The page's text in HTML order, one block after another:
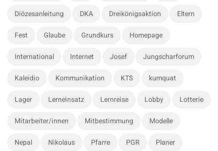
Diözesanleitung DKA Dreikönigsaktion Eltern
Fest Glaube Grundkurs Homepage
International Internet Josef Jungscharforum
Kaleidio Kommunikation KTS kumquat
Lager Lerneinsatz Lernreise Lobby Lotterie
Mitarbeiter/innen Mitbestimmung Modelle
Nepal Nikolaus Pfarre PGR Planer